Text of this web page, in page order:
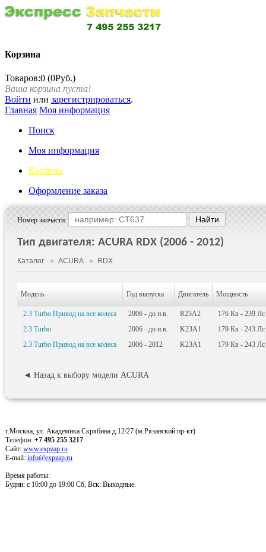
Корзина
Товаров:0 (0Руб.)
Ваша корзина пуста!
Войти или зарегистрироваться.
Главная Моя информация
Поиск
Моя информация
Корзина
Оформление заказа
Номер запчасти:
Тип двигателя: ACURA RDX (2006 - 2012)
Каталог ► ACURA► RDX
Модель Год выпуска Двигатель Мощность
2.3 Turbo Привод на все колеса 2006 - до н.в. R23A2 176 Кв - 239 Лс
2.3 Turbo
2006 - до н.в. K23A1 179 Кв - 243 Лс
2.3 Turbo Привод на все колеса
2006 - 2012 K23A1 179 Кв - 243 Лс
◄ Назад к выбору модели ACURA
г.Москва, ул. Академика Скрябина д.12/27 (м.Рязанский пр-кт)
Телефон: +7 495 255 3217
Сайт: www.expzap.ru
E-mail: info@expzap.ru
Время работы:
Будни: c 10:00 до 19:00 Сб, Вск: Выходные.